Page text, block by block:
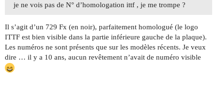
je ne vois pas de N° d’homologation ittf , je me trompe ?
Il s’agit d’un 729 Fx (en noir), parfaitement homologué (le logo
ITTF est bien visible dans la partie inférieure gauche de la plaque).
Les numéros ne sont présents que sur les modèles récents. Je veux
dire … il y a 10 ans, aucun revêtement n’avait de numéro visible